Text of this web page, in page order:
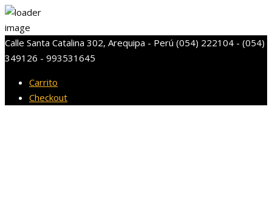
Calle Santa Catalina 302, Arequipa - Perú (054) 222104 - (054)
349126 - 993531645
Carrito
Checkout